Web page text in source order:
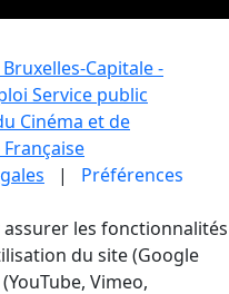
Capitale -
Service public
Cinéma et de
| Préférences
les fonctionnalités
du site (Google
Vimeo,